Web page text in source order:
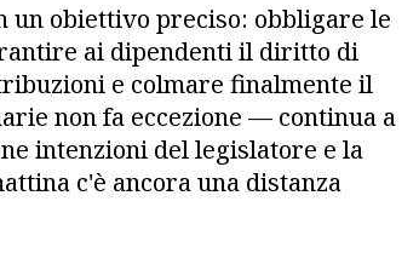
un obiettivo preciso: obbligare le
ai dipendenti il diritto di
e colmare finalmente il
non fa eccezione — continua a
intenzioni del legislatore e la
c'è ancora una distanza